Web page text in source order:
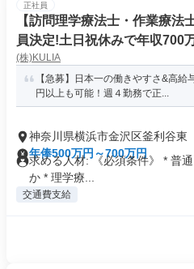
正社員
【訪問理学療法士・作業療法
員決定!土日祝休みで年収700
正社員も可能な訪問看護リハ
(株)KULIA
【急募】日本一の働きやすさ&高
円以上も可能！週４勤務で正...
神奈川県横浜市金沢区釜利谷東
年俸500万円～700万円
求める人材: 《必須条件》 * 普
か * 理学療...
交通費支給